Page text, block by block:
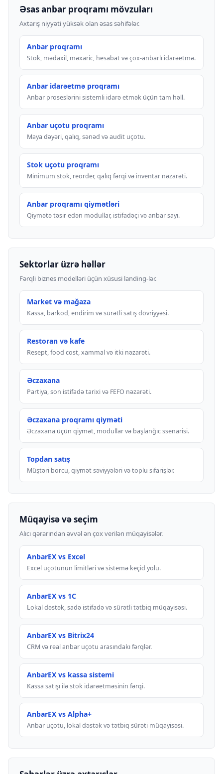
Əsas anbar proqramı mövzuları
Axtarış niyyəti yüksək olan əsas səhifələr.
Anbar proqramı
Stok, mədaxil, məxaric, hesabat və çox-anbarlı idarəetmə.
Anbar idarəetmə proqramı
Anbar proseslərini sistemli idarə etmək üçün tam həll.
Anbar uçotu proqramı
Maya dəyəri, qalıq, sənəd və audit uçotu.
Stok uçotu proqramı
Minimum stok, reorder, qalıq fərqi və inventar nəzarəti.
Anbar proqramı qiymətləri
Qiymətə təsir edən modullar, istifadəçi və anbar sayı.
Sektorlar üzrə həllər
Fərqli biznes modelləri üçün xüsusi landing-lər.
Market və mağaza
Kassa, barkod, endirim və sürətli satış dövriyyəsi.
Restoran və kafe
Resept, food cost, xammal və itki nəzarəti.
Əczaxana
Partiya, son istifadə tarixi və FEFO nəzarəti.
Əczaxana proqramı qiyməti
Əczaxana üçün qiymət, modullar və başlanğıc ssenarisi.
Topdan satış
Müştəri borcu, qiymət səviyyələri və toplu sifarişlər.
Müqayisə və seçim
Alıcı qərarından əvvəl ən çox verilən müqayisələr.
AnbarEX vs Excel
Excel uçotunun limitləri və sistemə keçid yolu.
AnbarEX vs 1C
Lokal dəstək, sadə istifadə və sürətli tətbiq müqayisəsi.
AnbarEX vs Bitrix24
CRM və real anbar uçotu arasındakı fərqlər.
AnbarEX vs kassa sistemi
Kassa satışı ilə stok idarəetməsinin fərqi.
AnbarEX vs Alpha+
Anbar uçotu, lokal dəstək və tətbiq sürəti müqayisəsi.